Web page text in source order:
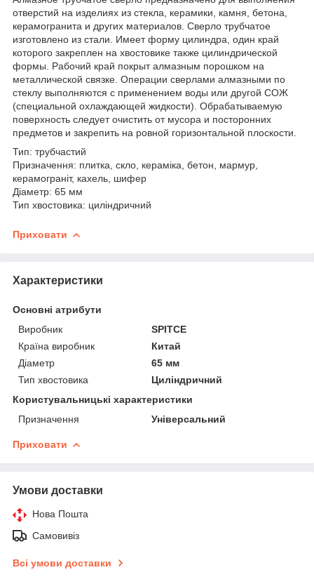
отверстий на изделиях из стекла, керамики, камня, бетона,
керамогранита и других материалов. Сверло трубчатое
изготовлено из стали. Имеет форму цилиндра, один край
которого закреплен на хвостовике также цилиндрической
формы. Рабочий край покрыт алмазным порошком на
металлической связке. Операции сверлами алмазными по
стеклу выполняются с применением воды или другой СОЖ
(специальной охлаждающей жидкости). Обрабатываемую
поверхность следует очистить от мусора и посторонних
предметов и закрепить на ровной горизонтальной плоскости.
Тип: трубчастий
Призначення: плитка, скло, кераміка, бетон, мармур,
керамограніт, кахель, шифер
Діаметр: 65 мм
Тип хвостовика: циліндричний
Приховати
Характеристики
Основні атрибути
Виробник
SPITCE
Країна виробник
Китай
Діаметр
65 мм
Тип хвостовика
Циліндричний
Користувальницькі характеристики
Призначення
Універсальний
Приховати
Умови доставки
Нова Пошта
Самовивіз
Всі умови доставки